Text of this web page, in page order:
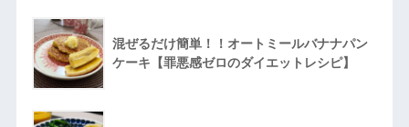
混ぜるだけ簡単！！オートミールバナナパン
ケーキ【罪悪感ゼロのダイエットレシピ】